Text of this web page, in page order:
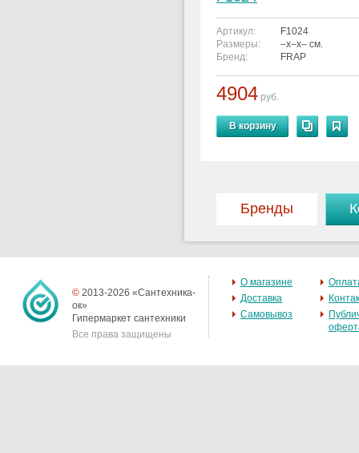
Артикул:
F1024
Размеры:
–x–x– см.
Бренд:
FRAP
4904 руб.
В корзину
Бренды
© 2013-2026 «Сантехника-
ок»
Гипермаркет сантехники
Все права защищены
О магазине
Доставка
Самовывоз